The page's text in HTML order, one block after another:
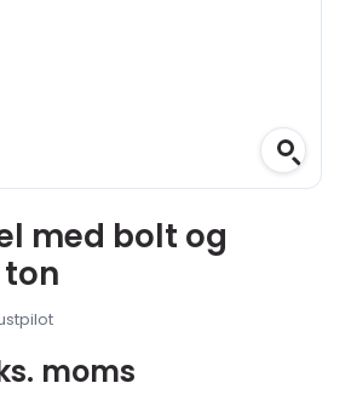
med bolt og
moms